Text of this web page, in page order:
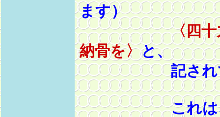
ます）
〈四
納骨を〉と、
記されてお
これは、お